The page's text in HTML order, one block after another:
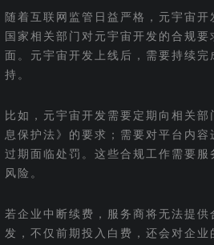
随着互联网监管日益严格，元宇宙
国家相关部门对元宇宙开发的合规
面。元宇宙开发上线后，需要持续
持。
比如，元宇宙开发需要定期向相关
息保护法》的要求；需要对平台内
过期面临处罚。这些合规工作需要
风险。
若企业中断续费，服务商将无法提
发，不仅前期投入白费，还会对企